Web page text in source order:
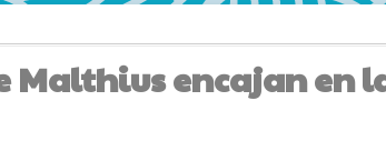
Malthius encajan en